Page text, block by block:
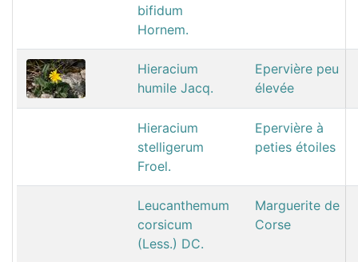
bifidum
Hornem.
Hieracium
humile Jacq.
Epervière peu
élevée
Hieracium
stelligerum
Froel.
Epervière à
peties étoiles
Leucanthemum
corsicum
(Less.) DC.
Marguerite de
Corse